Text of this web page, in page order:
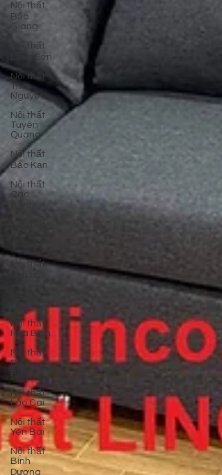
Nội thất
Bắc
Giang
Nội thất
Lạng Sơn
Nội thất
Thái
Nguyên
Nội thất
Tuyên
Quang
Nội thất
Bắc Kạn
Nội thất
Cao
Nội thất
Lai Châu
Nội thất
Hòa Bình
Nội thất
Điện
Nội thất
Lào Cai
Nội thất
Yên Bái
Nội thất
Bình
Dương